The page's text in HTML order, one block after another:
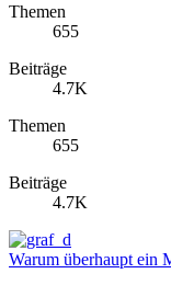
Themen
655
Beiträge
4.7K
Themen
655
Beiträge
4.7K
Warum überhaupt ein